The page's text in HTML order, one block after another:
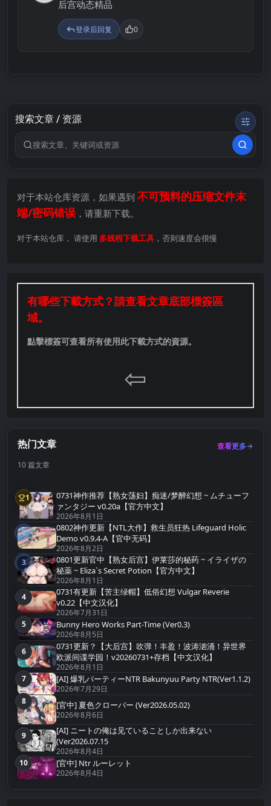
后宫动态精品
登录后回复 0
搜索文章 / 资源
搜索关键词
对于本站仓库资源，如果遇到 不可预料的压缩文件末
端/密码错误 ，请重新下载。
对于本站仓库， 请使用 多线程下载工具 ，否则速度会很慢
有哪些下載方式？請查看文章底部標簽區
域。
點擊標簽可查看所有使用此下載方式的資源。
⇦
热门文章
查看更多
10 篇文章
第1名
1
0731神作推荐【熟女荡妇】痴迷/梦醉幻想 ~ ムチューフ
ァンタジー v0.20a【官方中文】
2026年8月1日
第2名
2
0802神作更新【NTL大作】救生员狂热 Lifeguard Holic
Demo v0.9.4-A【官中无码】
2026年8月2日
第3名
3
0801更新官中【熟女后宫】伊莱莎的秘药 ~ イライザの
秘薬 ~ Eliza`s Secret Potion【官方中文】
2026年8月1日
第4名
4
0731有更新【苦主绿帽】低俗幻想 Vulgar Reverie
v0.22【中文汉化】
2026年7月31日
第5名
5 Bunny Hero Works Part-Time (Ver0.3)
2026年8月5日
第6名
6
0731更新？【大后宫】吹弹！丰盈！波涛汹涌！异世界
欧派间谍学园！v20260731+存档【中文汉化】
2026年8月1日
第7名
7 [AI] 爆乳パーティーNTR Bakunyuu Party NTR(Ver1.1.2)
2026年7月29日
第8名
8 [官中] 夏色クローバー (Ver2026.05.02)
2026年8月6日
第9名
9
[AI] ニートの俺は见ていることしか出来ない
(Ver2026.07.15
2026年8月4日
第10名
10 [官中] Ntr ルーレット
2026年8月4日